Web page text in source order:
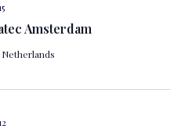
Amsterdam